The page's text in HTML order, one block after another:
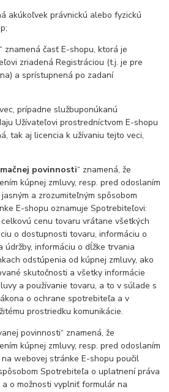
akúkoľvek právnickú alebo fyzickú
“ znamená časť E-shopu, ktorá je
zriadená Registráciou (t.j. je pre
a sprístupnená po zadaní
prípadne službuponúkanú
Užívateľovi prostredníctvom E-shopu
tak aj licencia k užívaniu tejto veci,
povinnosti“ znamená, že
kúpnej zmluvy, resp. pred odoslaním
a zrozumiteľným spôsobom
E-shopu oznamuje Spotrebiteľovi:
cenu tovaru vrátane všetkých
o dostupnosti tovaru, informáciu o
údržby, informáciu o dĺžke trvania
odstúpenia od kúpnej zmluvy, ako
skutočnosti a všetky informácie
a používanie tovaru, a to v súlade s
o ochrane spotrebiteľa a v
prostriedku komunikácie.
povinnosti“ znamená, že
kúpnej zmluvy, resp. pred odoslaním
webovej stránke E-shopu poučil
Spotrebiteľa o uplatnení práva
o možnosti vyplniť formulár na